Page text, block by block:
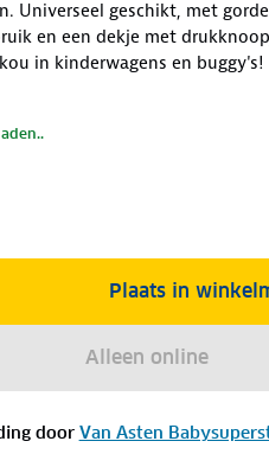
Universeel geschikt, met
en een dekje met
in kinderwagens en buggy's!
Plaats in
Alleen online
door Van Asten